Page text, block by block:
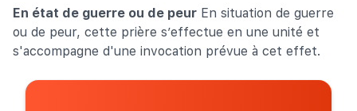
En état de guerre ou de peur En situation de guerre
ou de peur, cette prière s’effectue en une unité et
s'accompagne d'une invocation prévue à cet effet.